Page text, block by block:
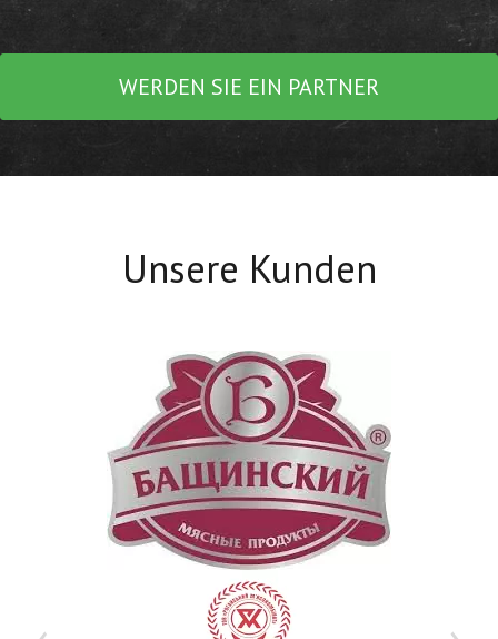
WERDEN SIE EIN PARTNER
Unsere Kunden